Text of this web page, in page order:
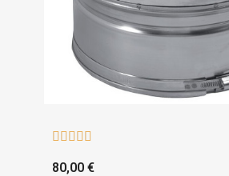
    
80,00 €